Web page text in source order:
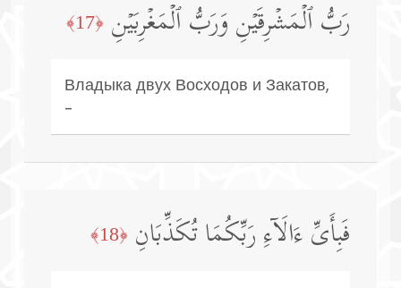
رَبُّ ٱلۡمَشۡرِقَیۡنِ وَرَبُّ ٱلۡمَغۡرِبَیۡنِ ﴿17﴾
Владыка двух Восходов и Закатов,
-
فَبِأَیِّ ءَالَاۤءِ رَبِّكُمَا تُكَذِّبَانِ ﴿18﴾